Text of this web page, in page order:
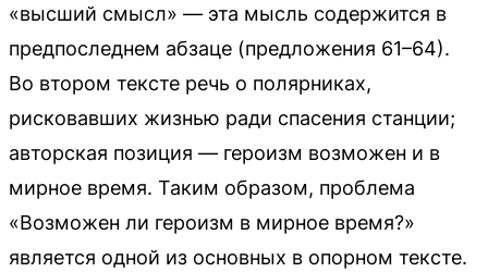
«высший смысл» — эта мысль содержится в
предпоследнем абзаце (предложения 61–64).
Во втором тексте речь о полярниках,
рисковавших жизнью ради спасения станции;
авторская позиция — героизм возможен и в
мирное время. Таким образом, проблема
«Возможен ли героизм в мирное время?»
является одной из основных в опорном тексте.